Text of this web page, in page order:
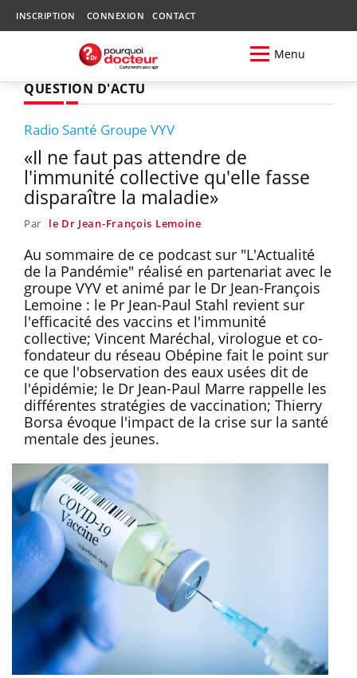
INSCRIPTION CONNEXION CONTACT
Menu
QUESTION D'ACTU
Radio Santé Groupe VYV
«Il ne faut pas attendre de
l'immunité collective qu'elle fasse
disparaître la maladie»
Par le Dr Jean-François Lemoine
Au sommaire de ce podcast sur "L'Actualité
de la Pandémie" réalisé en partenariat avec le
groupe VYV et animé par le Dr Jean-François
Lemoine : le Pr Jean-Paul Stahl revient sur
l'efficacité des vaccins et l'immunité
collective; Vincent Maréchal, virologue et co-
fondateur du réseau Obépine fait le point sur
ce que l'observation des eaux usées dit de
l'épidémie; le Dr Jean-Paul Marre rappelle les
différentes stratégies de vaccination; Thierry
Borsa évoque l'impact de la crise sur la santé
mentale des jeunes.